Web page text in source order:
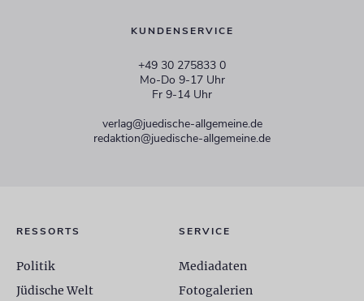
KUNDENSERVICE
+49 30 275833 0
Mo-Do 9-17 Uhr
Fr 9-14 Uhr
verlag@juedische-allgemeine.de
redaktion@juedische-allgemeine.de
RESSORTS
Politik
Jüdische Welt
SERVICE
Mediadaten
Fotogalerien